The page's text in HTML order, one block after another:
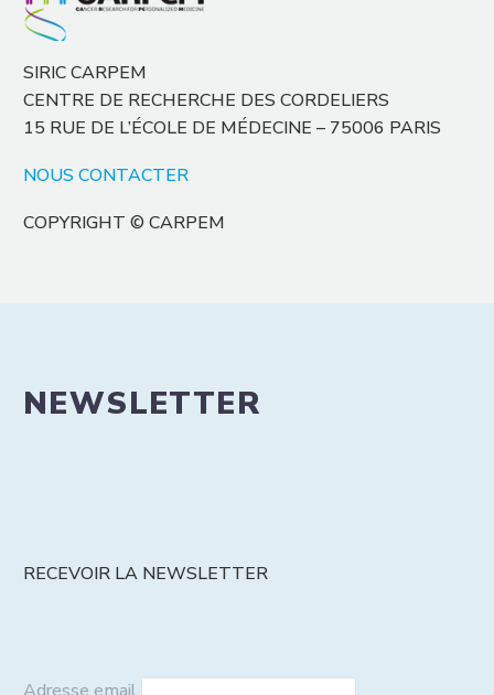
SIRIC CARPEM
CENTRE DE RECHERCHE DES CORDELIERS
15 RUE DE L’ÉCOLE DE MÉDECINE – 75006 PARIS
NOUS CONTACTER
COPYRIGHT © CARPEM
NEWSLETTER
RECEVOIR LA NEWSLETTER